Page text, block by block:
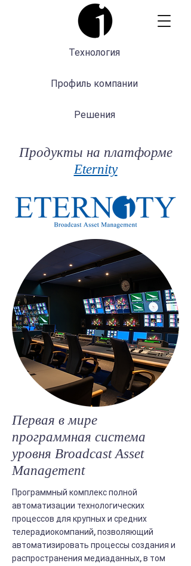
Технология
Решения
Профиль компании
Продукты на платформе
Eternity
Первая в мире
программная система
уровня Broadcast Asset
Management
Программный комплекс полной
автоматизации технологических
процессов для крупных и средних
телерадиокомпаний, позволяющий
автоматизировать процессы создания и
распространения медиаданных, в том